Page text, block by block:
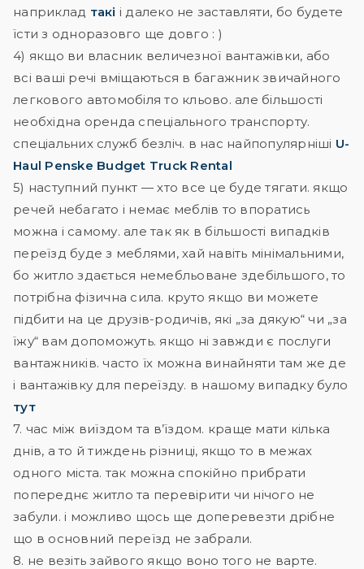
наприклад такі і далеко не заставляти, бо будете
їсти з одноразовго ще довго : )
4) якщо ви власник величезної вантажівки, або
всі ваші речі вміщаються в багажник звичайного
легкового автомобіля то кльово. але більшості
необхідна оренда спеціального транспорту.
спеціальних служб безліч. в нас найпопулярніші U-
Haul Penske Budget Truck Rental
5) наступний пункт — хто все це буде тягати. якщо
речей небагато і немає меблів то впоратись
можна і самому. але так як в більшості випадків
переїзд буде з меблями, хай навіть мінімальними,
бо житло здається немебльоване здебільшого, то
потрібна фізична сила. круто якщо ви можете
підбити на це друзів-родичів, які „за дякую“ чи „за
їжу“ вам допоможуть. якщо ні завжди є послуги
вантажників. часто їх можна винайняти там же де
і вантажівку для переїзду. в нашому випадку було
тут
7. час між виїздом та в’їздом. краще мати кілька
днів, а то й тиждень різниці, якщо то в межах
одного міста. так можна спокійно прибрати
попереднє житло та перевірити чи нічого не
забули. і можливо щось ще доперевезти дрібне
що в основний переїзд не забрали.
8. не везіть зайвого якщо воно того не варте.